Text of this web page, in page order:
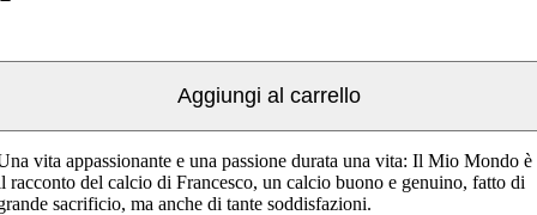
Aggiungi al carrello
vita appassionante e una passione durata una vita: Il Mio Mondo è
racconto del calcio di Francesco, un calcio buono e genuino, fatto di
sacrificio, ma anche di tante soddisfazioni.